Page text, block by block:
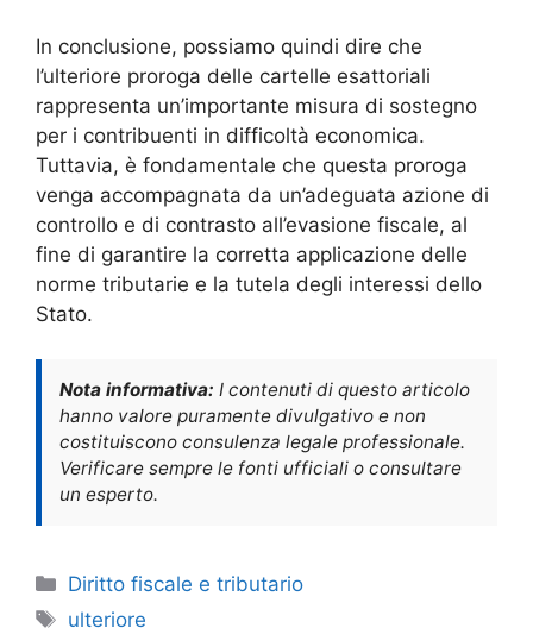
In conclusione, possiamo quindi dire che
l’ulteriore proroga delle cartelle esattoriali
rappresenta un’importante misura di sostegno
per i contribuenti in difficoltà economica.
Tuttavia, è fondamentale che questa proroga
venga accompagnata da un’adeguata azione di
controllo e di contrasto all’evasione fiscale, al
fine di garantire la corretta applicazione delle
norme tributarie e la tutela degli interessi dello
Stato.
Nota informativa: I contenuti di questo articolo
hanno valore puramente divulgativo e non
costituiscono consulenza legale professionale.
Verificare sempre le fonti ufficiali o consultare
un esperto.
Categorie
Diritto fiscale e tributario
Tag
ulteriore